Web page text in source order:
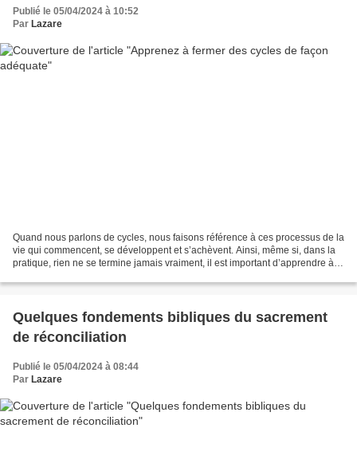
Publié le 05/04/2024 à 10:52
Par Lazare
Quand nous parlons de cycles, nous faisons référence à ces processus de la
vie qui commencent, se développent et s’achèvent. Ainsi, même si, dans la
pratique, rien ne se termine jamais vraiment, il est important d’apprendre à
Quelques fondements bibliques du sacrement
de réconciliation
Publié le 05/04/2024 à 08:44
Par Lazare